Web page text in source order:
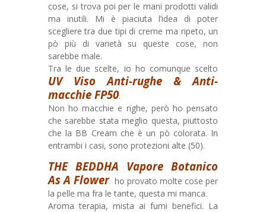
cose, si trova poi per le mani prodotti validi
ma inutili. Mi è piaciuta l’idea di poter
scegliere tra due tipi di creme ma ripeto, un
pò più di varietà su queste cose, non
sarebbe male.
Tra le due scelte, io ho comunque scelto
UV Viso Anti-rughe & Anti-
macchie FP50.
Non ho macchie e righe, però ho pensato
che sarebbe stata meglio questa, piuttosto
che la BB Cream che è un pò colorata. In
entrambi i casi, sono protezioni alte (50).
THE BEDDHA Vapore Botanico
As A Flowerho provato molte cose per
la pelle ma fra le tante, questa mi manca.
Aroma terapia, mista ai fumi benefici. La